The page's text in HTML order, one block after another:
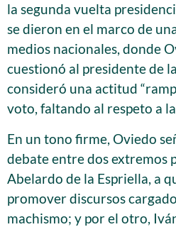
la segunda vuelta
se dieron en el marco de
medios nacionales, donde
cuestionó al presidente de
consideró una actitud
voto, faltando al respeto a
En un tono firme, Oviedo
debate entre dos extremos
Abelardo de la Espriella, a
promover discursos
machismo; y por el otro,